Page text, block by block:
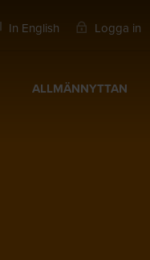
In English Logga in
ALLMÄNNYTTAN